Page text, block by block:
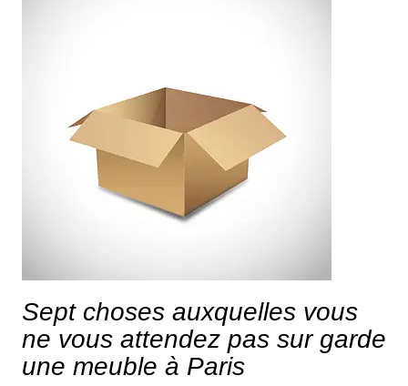
Sept choses auxquelles vous
ne vous attendez pas sur garde
une meuble à Paris